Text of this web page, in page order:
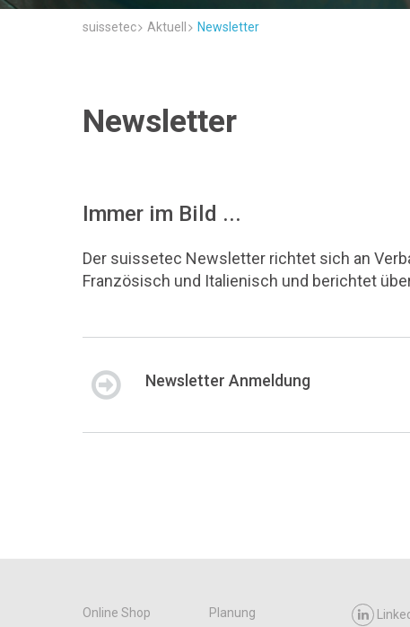
suissetec Aktuell Newsletter
Newsletter
Immer im Bild ...
Der suissetec Newsletter richtet sich an
Französisch und Italienisch und berichtet
Newsletter Anmeldung
Online Shop Planung